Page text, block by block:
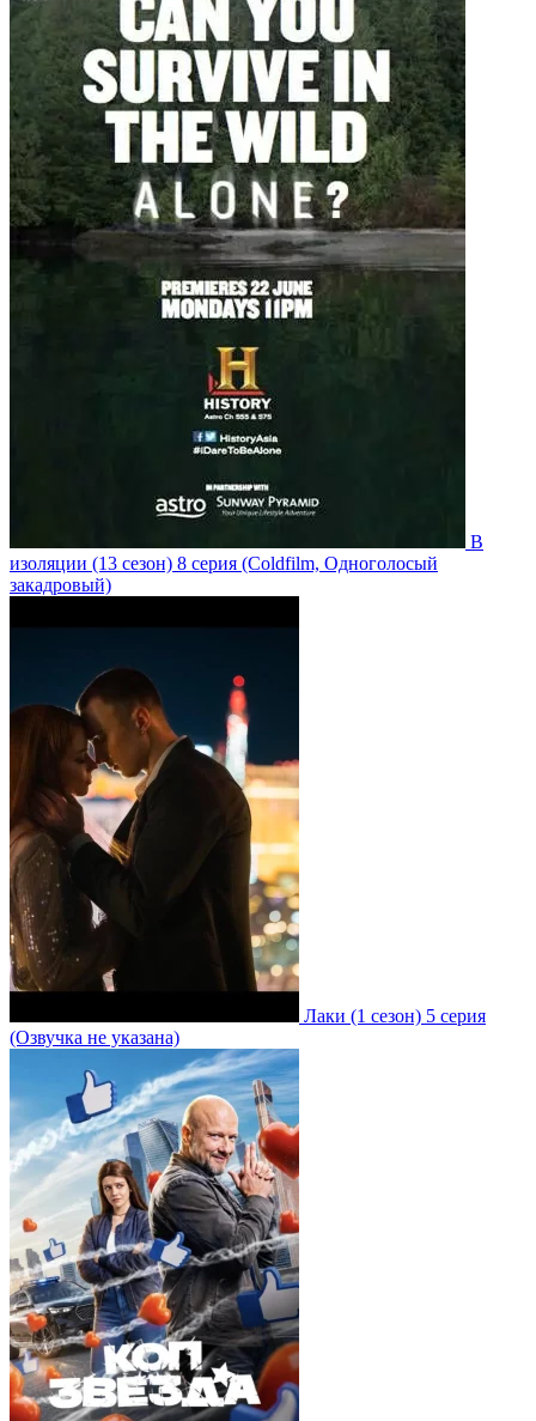
В
изоляции (13 сезон) 8 серия (Coldfilm, Одноголосый
закадровый)
Лаки (1 сезон) 5 серия
(Озвучка не указана)